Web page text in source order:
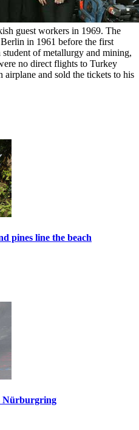
guest workers in 1969. The
in 1961 before the first
of metallurgy and mining,
no direct flights to Turkey
airplane and sold the tickets to his
pines line the beach
Nürburgring